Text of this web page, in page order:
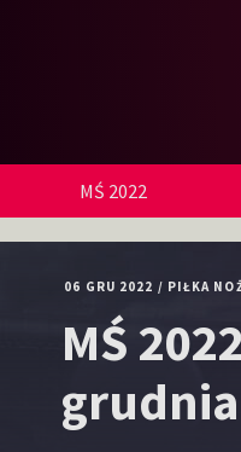
MŚ 2022
06 GRU 2022 / PIŁKA
MŚ
grudnia